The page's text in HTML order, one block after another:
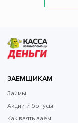
ЗАЕМЩИКАМ
Займы
Акции и бонусы
Как взять заём